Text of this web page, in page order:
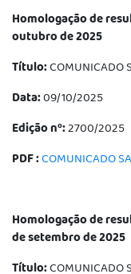
Homologação de
outubro de 2025
Título:COMUNICADO
Data:09/10/2025
Edição nº:2700/2025
PDF :COMUNICADO
Homologação de
de setembro de 2025
Título: